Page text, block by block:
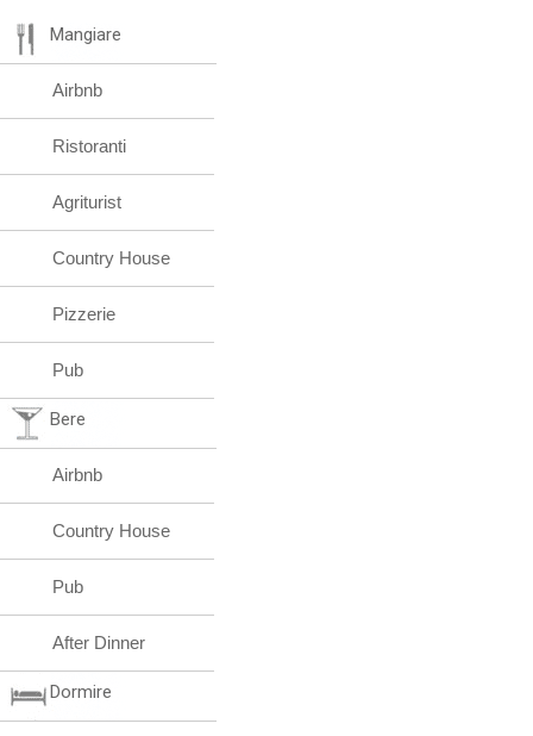
Mangiare
Airbnb
Ristoranti
Agriturist
Country House
Pizzerie
Pub
Bere
Airbnb
Country House
Pub
After Dinner
Dormire